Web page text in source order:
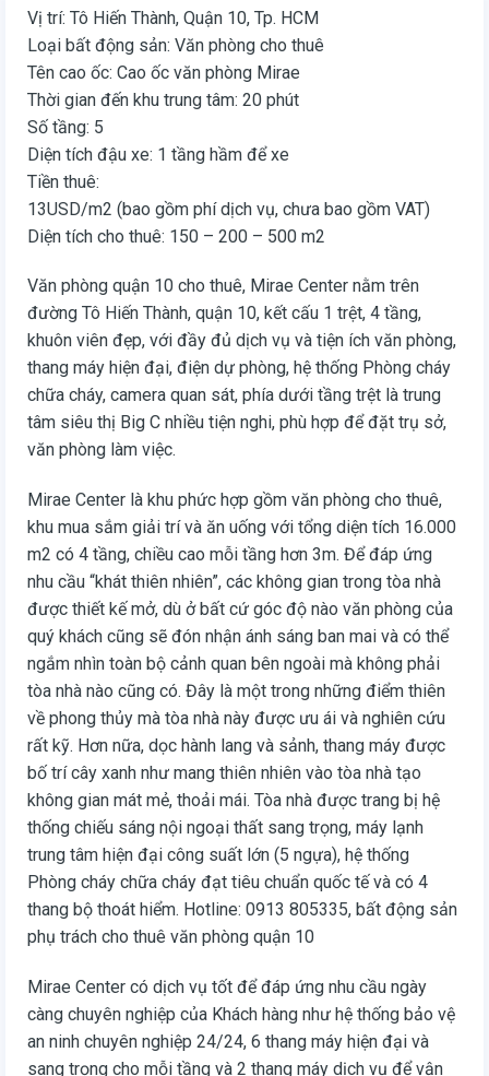
Vị trí: Tô Hiến Thành, Quận 10, Tp. HCM
Loại bất động sản: Văn phòng cho thuê
Tên cao ốc: Cao ốc văn phòng Mirae
Thời gian đến khu trung tâm: 20 phút
Số tầng: 5
Diện tích đậu xe: 1 tầng hầm để xe
Tiền thuê:
13USD/m2 (bao gồm phí dịch vụ, chưa bao gồm VAT)
Diện tích cho thuê: 150 – 200 – 500 m2
Văn phòng quận 10 cho thuê, Mirae Center nằm trên
đường Tô Hiến Thành, quận 10, kết cấu 1 trệt, 4 tầng,
khuôn viên đẹp, với đầy đủ dịch vụ và tiện ích văn phòng,
thang máy hiện đại, điện dự phòng, hệ thống Phòng cháy
chữa cháy, camera quan sát, phía dưới tầng trệt là trung
tâm siêu thị Big C nhiều tiện nghi, phù hợp để đặt trụ sở,
văn phòng làm việc.
Mirae Center là khu phức hợp gồm văn phòng cho thuê,
khu mua sắm giải trí và ăn uống với tổng diện tích 16.000
m2 có 4 tầng, chiều cao mỗi tầng hơn 3m. Để đáp ứng
nhu cầu “khát thiên nhiên”, các không gian trong tòa nhà
được thiết kế mở, dù ở bất cứ góc độ nào văn phòng của
quý khách cũng sẽ đón nhận ánh sáng ban mai và có thể
ngắm nhìn toàn bộ cảnh quan bên ngoài mà không phải
tòa nhà nào cũng có. Đây là một trong những điểm thiên
về phong thủy mà tòa nhà này được ưu ái và nghiên cứu
rất kỹ. Hơn nữa, dọc hành lang và sảnh, thang máy được
bố trí cây xanh như mang thiên nhiên vào tòa nhà tạo
không gian mát mẻ, thoải mái. Tòa nhà được trang bị hệ
thống chiếu sáng nội ngoại thất sang trọng, máy lạnh
trung tâm hiện đại công suất lớn (5 ngựa), hệ thống
Phòng cháy chữa cháy đạt tiêu chuẩn quốc tế và có 4
thang bộ thoát hiểm. Hotline: 0913 805335, bất động sản
phụ trách cho thuê văn phòng quận 10
Mirae Center có dịch vụ tốt để đáp ứng nhu cầu ngày
càng chuyên nghiệp của Khách hàng như hệ thống bảo vệ
an ninh chuyên nghiệp 24/24, 6 thang máy hiện đại và
sang trọng cho mỗi tầng và 2 thang máy dịch vụ để vận